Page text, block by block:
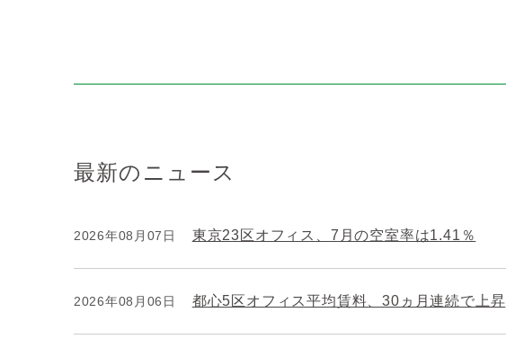
最新のニュース
2026年08月07日 東京23区オフィス、7月の空室率は1.41％
2026年08月06日 都心5区オフィス平均賃料、30ヵ月連続で上昇